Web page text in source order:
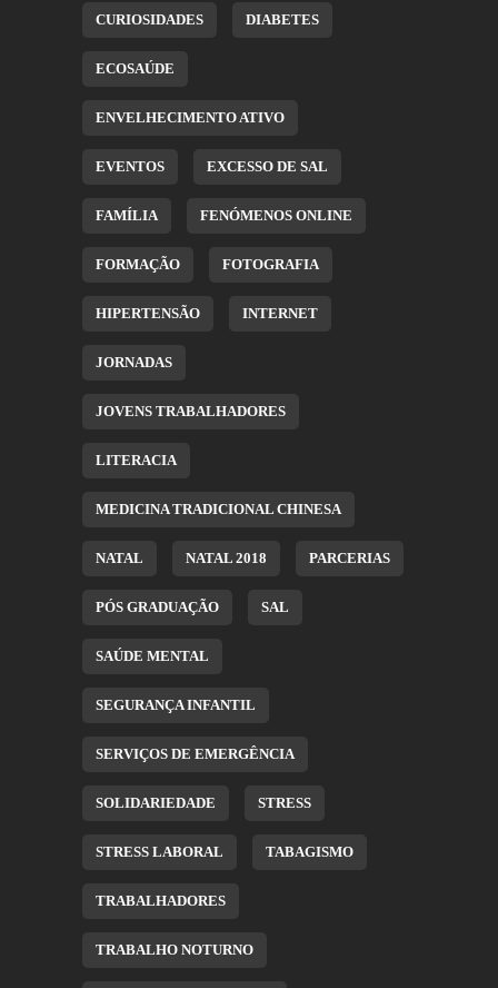
CURIOSIDADES DIABETES
ECOSAÚDE
ENVELHECIMENTO ATIVO
EVENTOS EXCESSO DE SAL
FAMÍLIA FENÓMENOS ONLINE
FORMAÇÃO FOTOGRAFIA
HIPERTENSÃO INTERNET
JORNADAS
JOVENS TRABALHADORES
LITERACIA
MEDICINA TRADICIONAL CHINESA
NATAL NATAL 2018 PARCERIAS
PÓS GRADUAÇÃO SAL
SAÚDE MENTAL
SEGURANÇA INFANTIL
SERVIÇOS DE EMERGÊNCIA
SOLIDARIEDADE STRESS
STRESS LABORAL TABAGISMO
TRABALHADORES
TRABALHO NOTURNO